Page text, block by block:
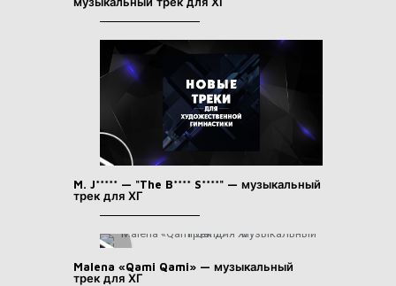
M. J***** — "The B**** S****" — музыкальный
трек для ХГ
Malena «Qami Qami» — музыкальный
трек для ХГ